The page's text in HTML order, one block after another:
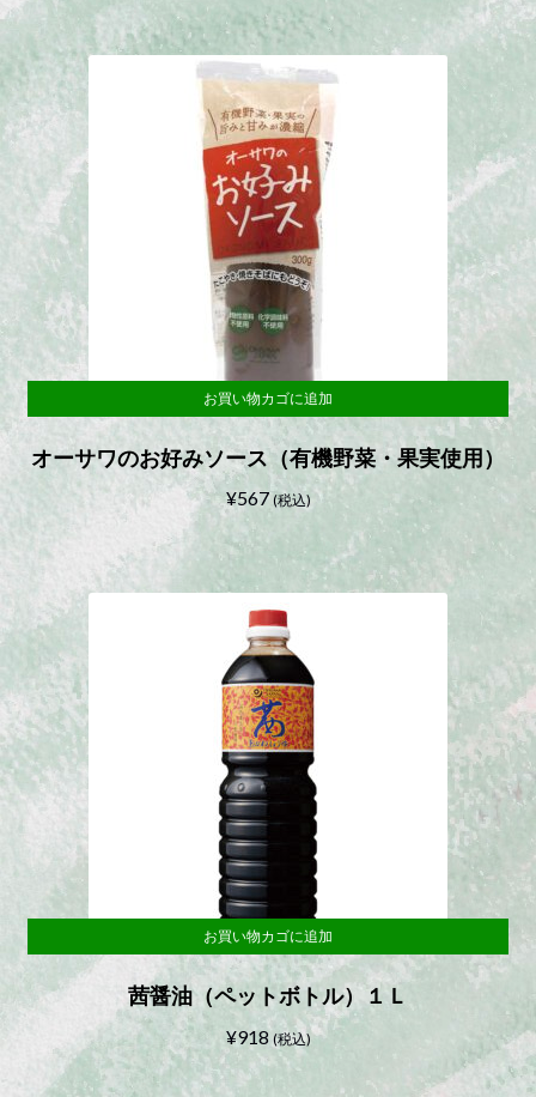
オーサワのお好みソース（有機野菜・果実使用）
¥567 (税込)
お買い物カゴに追加
茜醤油（ペットボトル）１Ｌ
¥918 (税込)
お買い物カゴに追加